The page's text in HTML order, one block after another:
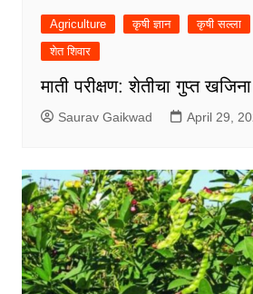
Agriculture कृषी ज्ञान कृषी सल्ला
शेत शिवार
माती परीक्षण: शेतीचा गुप्त खजिना
Saurav Gaikwad April 29,